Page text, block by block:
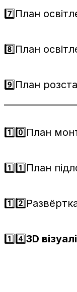
7️⃣План
8️⃣План
9️⃣План
1️⃣0️⃣План
1️⃣1️⃣План
1️⃣4️⃣3D